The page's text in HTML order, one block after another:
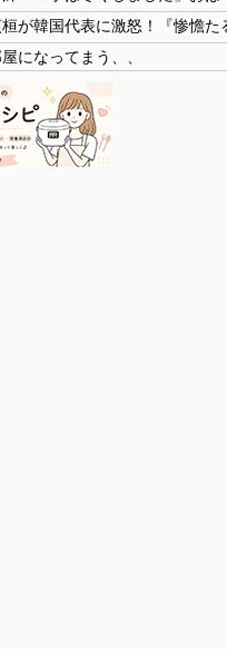
になってまう、、